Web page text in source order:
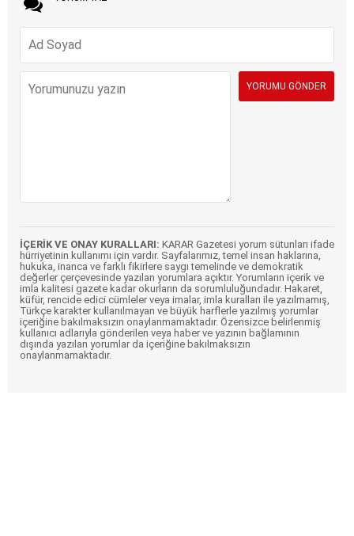
İÇERİK VE ONAY KURALLARI: KARAR Gazetesi yorum sütunları ifade
hürriyetinin kullanımı için vardır. Sayfalarımız, temel insan haklarına,
hukuka, inanca ve farklı fikirlere saygı temelinde ve demokratik
değerler çerçevesinde yazılan yorumlara açıktır. Yorumların içerik ve
imla kalitesi gazete kadar okurların da sorumluluğundadır. Hakaret,
küfür, rencide edici cümleler veya imalar, imla kuralları ile yazılmamış,
Türkçe karakter kullanılmayan ve büyük harflerle yazılmış yorumlar
içeriğine bakılmaksızın onaylanmamaktadır. Özensizce belirlenmiş
kullanıcı adlarıyla gönderilen veya haber ve yazının bağlamının
dışında yazılan yorumlar da içeriğine bakılmaksızın
onaylanmamaktadır.